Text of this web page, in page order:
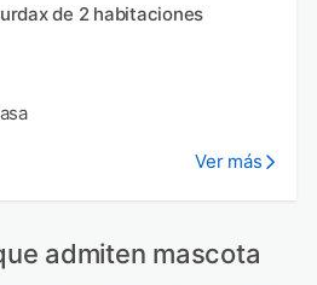
de 2 habitaciones
Ver más
admiten mascota